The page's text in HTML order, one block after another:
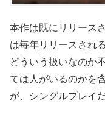
本作は既にリリース
は毎年リリースされ
どういう扱いなのか
ては人がいるのかを
が、シングルプレイ